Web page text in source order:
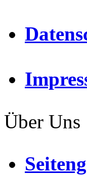
Über Uns